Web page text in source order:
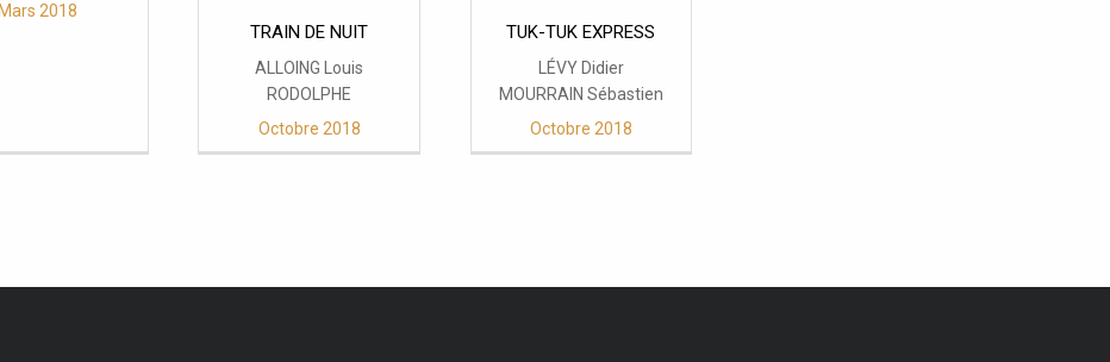
Mars 2018
TRAIN DE NUIT
ALLOING Louis
RODOLPHE
Octobre 2018
TUK-TUK EXPRESS
LÉVY Didier
MOURRAIN Sébastien
Octobre 2018